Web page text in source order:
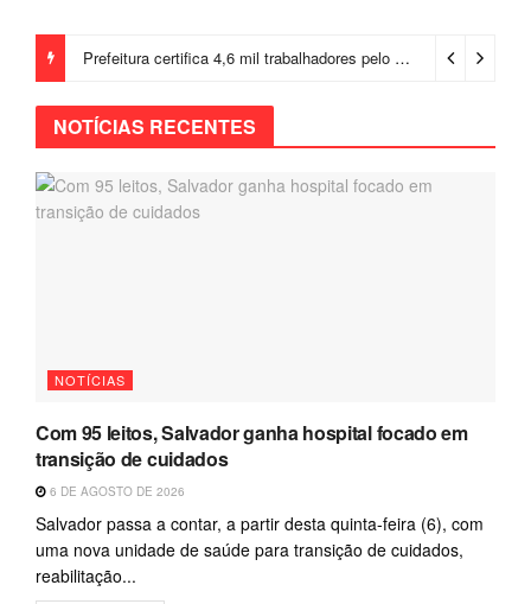
Prefeitura certifica 4,6 mil trabalhadores pelo programa Treinar para Empregar e realiza Feirão de Empregabilidade
NOTÍCIAS RECENTES
NOTÍCIAS
Com 95 leitos, Salvador ganha hospital focado em
transição de cuidados
6 DE AGOSTO DE 2026
Salvador passa a contar, a partir desta quinta-feira (6), com
uma nova unidade de saúde para transição de cuidados,
reabilitação...